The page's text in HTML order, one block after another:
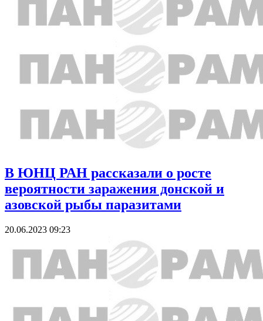
В ЮНЦ РАН рассказали о росте
вероятности заражения донской и
азовской рыбы паразитами
20.06.2023 09:23